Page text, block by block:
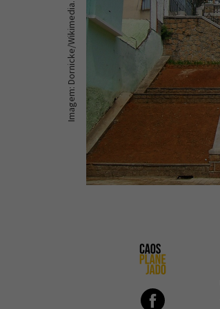
Imagem: Dornicke/Wikimedia.